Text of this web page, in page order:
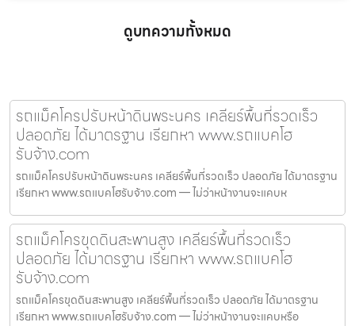
ดูบทความทั้งหมด
รถแม็คโครปรับหน้าดินพระนคร เคลียร์พื้นที่รวดเร็ว
ปลอดภัย ได้มาตรฐาน เรียกหา www.รถแบคโฮ
รับจ้าง.com
รถแม็คโครปรับหน้าดินพระนคร เคลียร์พื้นที่รวดเร็ว ปลอดภัย ได้มาตรฐาน
เรียกหา www.รถแบคโฮรับจ้าง.com — ไม่ว่าหน้างานจะแคบห
รถแม็คโครขุดดินสะพานสูง เคลียร์พื้นที่รวดเร็ว
ปลอดภัย ได้มาตรฐาน เรียกหา www.รถแบคโฮ
รับจ้าง.com
รถแม็คโครขุดดินสะพานสูง เคลียร์พื้นที่รวดเร็ว ปลอดภัย ได้มาตรฐาน
เรียกหา www.รถแบคโฮรับจ้าง.com — ไม่ว่าหน้างานจะแคบหรือ